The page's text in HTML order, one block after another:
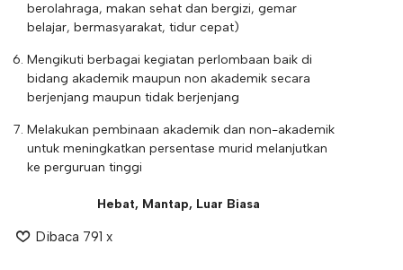
berolahraga, makan sehat dan bergizi, gemar
belajar, bermasyarakat, tidur cepat)
Mengikuti berbagai kegiatan perlombaan baik di
bidang akademik maupun non akademik secara
berjenjang maupun tidak berjenjang
Melakukan pembinaan akademik dan non-akademik
untuk meningkatkan persentase murid melanjutkan
ke perguruan tinggi
Hebat, Mantap, Luar Biasa
Dibaca 791 x